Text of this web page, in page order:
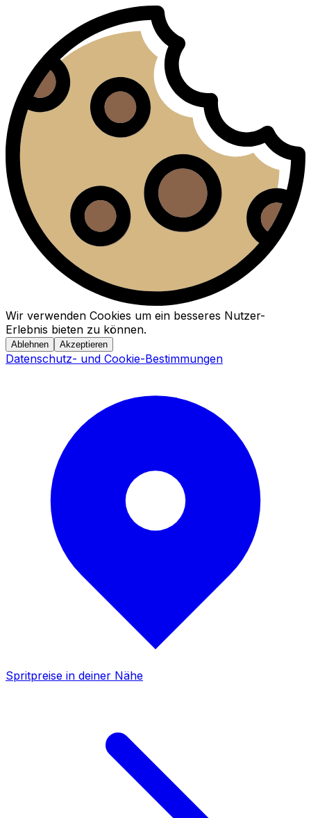
Wir verwenden Cookies um ein besseres Nutzer-
Erlebnis bieten zu können.
Ablehnen Akzeptieren
Datenschutz- und Cookie-Bestimmungen
Spritpreise in deiner Nähe